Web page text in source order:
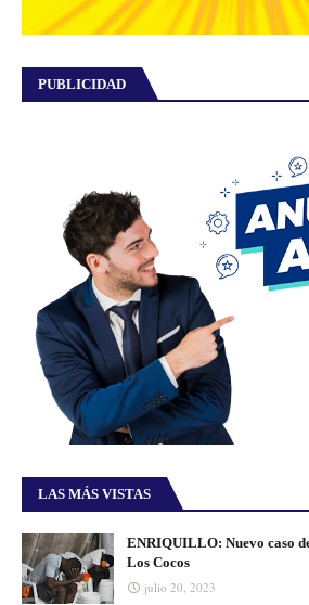
PUBLICIDAD
LAS MÁS VISTAS
ENRIQUILLO: Nuevo caso
Los Cocos
julio 20, 2023